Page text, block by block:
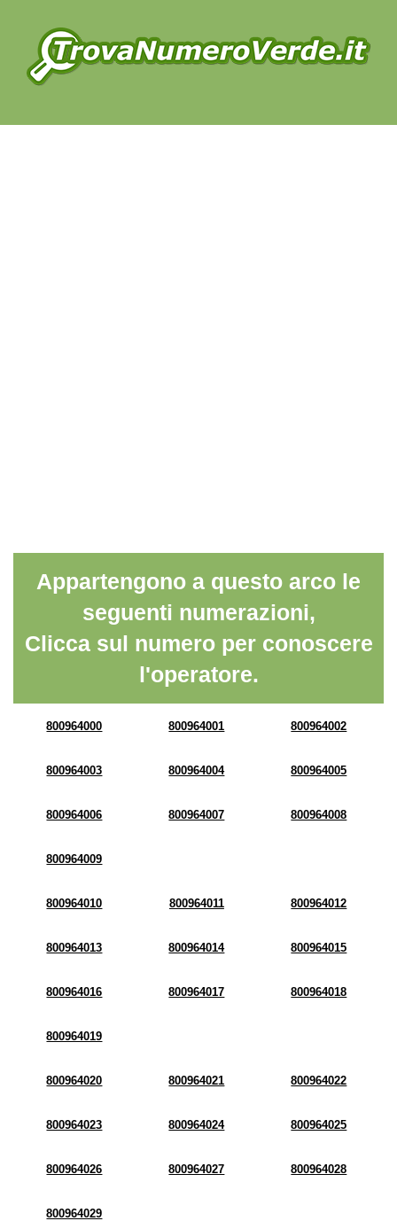
Appartengono a questo arco le
seguenti numerazioni,
Clicca sul numero per conoscere
l'operatore.
800964000 800964001 800964002
800964003 800964004 800964005
800964006 800964007 800964008
800964009
800964010 800964011 800964012
800964013 800964014 800964015
800964016 800964017 800964018
800964019
800964020 800964021 800964022
800964023 800964024 800964025
800964026 800964027 800964028
800964029